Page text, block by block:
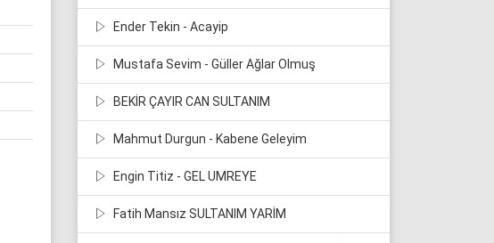
Ender Tekin - Acayip
Mustafa Sevim - Güller Ağlar Olmuş
BEKİR ÇAYIR CAN SULTANIM
Mahmut Durgun - Kabene Geleyim
Engin Titiz - GEL UMREYE
Fatih Mansız SULTANIM YARİM